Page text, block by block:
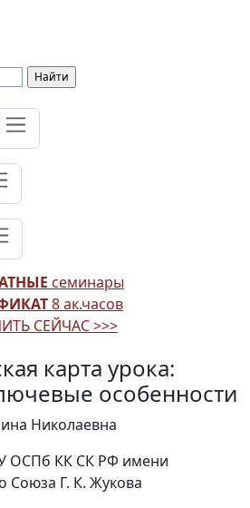
семинары
8 ак.часов
СЕЙЧАС >>>
карта урока:
особенности
Николаевна
ОСПб КК СК РФ имени
Союза Г. К. Жукова